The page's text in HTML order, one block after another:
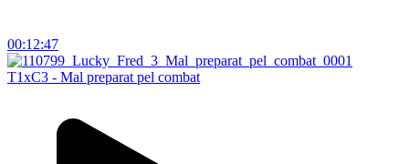
00:12:47
T1xC3 - Mal preparat pel combat